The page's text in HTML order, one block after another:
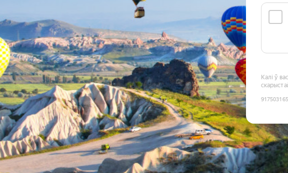
Калі ў